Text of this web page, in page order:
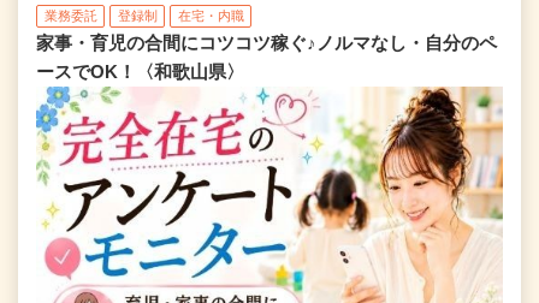
業務委託 登録制 在宅・内職
家事・育児の合間にコツコツ稼ぐ♪ノルマなし・自分のペ
ースでOK！〈和歌山県〉